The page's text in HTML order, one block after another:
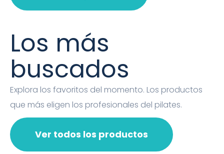
Ver todos los productos
Los más
buscados
Explora los favoritos del momento. Los productos
que más eligen los profesionales del pilates.